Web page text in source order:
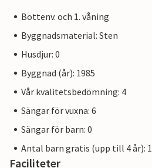
Bottenv. och 1. våning
Byggnadsmaterial: Sten
Husdjur: 0
Byggnad (år): 1985
Vår kvalitetsbedömning: 4
Sängar för vuxna: 6
Sängar för barn: 0
Antal barn gratis (upp till 4 år): 1
Faciliteter